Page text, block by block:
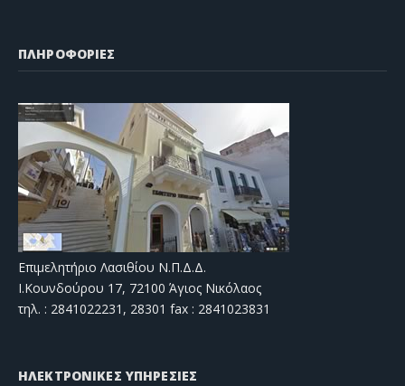
ΠΛΗΡΟΦΟΡΙΕΣ
Επιμελητήριο Λασιθίου Ν.Π.Δ.Δ.
Ι.Κουνδούρου 17, 72100 Άγιος Νικόλαος
τηλ. : 2841022231, 28301 fax : 2841023831
ΗΛΕΚΤΡΟΝΙΚΕΣ ΥΠΗΡΕΣΙΕΣ